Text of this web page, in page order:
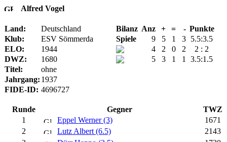
Alfred Vogel
Land: Deutschland Bilanz Anz + = - Punkte
Klub:
ESV Sömmerda Spiele 9 5 1 3 5.5:3.5
ELO:
1944 4 2 0 2
2 : 2
DWZ:
1680 5 3 1 1
3.5:1.5
Titel:
ohne
Jahrgang: 1937
FIDE-ID: 4696727
Runde Gegner
TWZ
1
Eppel Werner (3)
1671
2
Lutz Albert (6.5)
2143